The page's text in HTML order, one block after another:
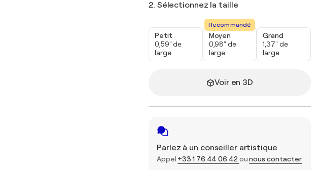
2. Sélectionnez la taille
Petit
0,59" de
large
Recommandé
Moyen
0,98" de
large
Grand
1,37" de
large
Voir en 3D
Parlez à un conseiller artistique
Appel +33 1 76 44 06 42 ounous contacter